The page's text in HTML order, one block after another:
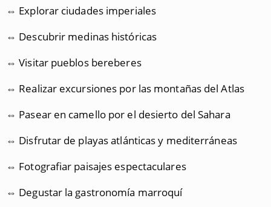
⇔ Explorar ciudades imperiales
⇔ Descubrir medinas históricas
⇔ Visitar pueblos bereberes
⇔ Realizar excursiones por las montañas del Atlas
⇔ Pasear en camello por el desierto del Sahara
⇔ Disfrutar de playas atlánticas y mediterráneas
⇔ Fotografiar paisajes espectaculares
⇔ Degustar la gastronomía marroquí